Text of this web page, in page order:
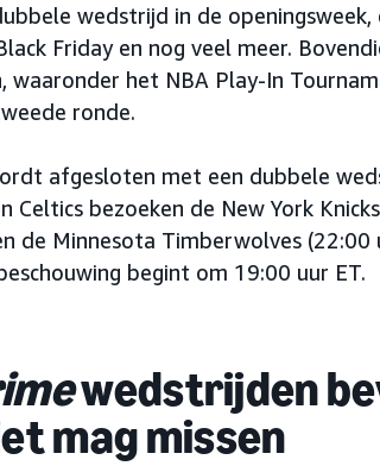
wedstrijd in de openingsweek,
Friday en nog veel meer.
waaronder het NBA Play-In
ronde.
afgesloten met een dubbele
bezoeken de New York
de Minnesota Timberwolves (22:00
begint om 19:00 uur ET.
wedstrijden
mag missen